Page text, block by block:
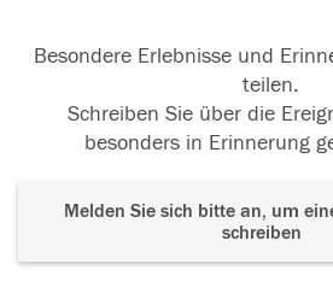
Besondere Erlebnisse und
teilen.
Schreiben Sie über die
besonders in Erinnerung
Melden Sie sich bitte an, um
schreiben